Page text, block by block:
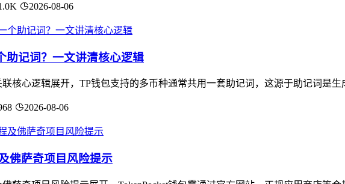
2026-08-06
助记词？一文讲清核心逻辑
核心逻辑展开，TP钱包支持的多币种通常共用一套助记词，这源于助记词是
2026-08-06
佛萨奇项目风险提示